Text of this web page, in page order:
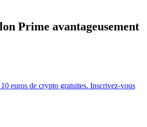
Prime avantageusement
euros de crypto gratuites. Inscrivez-vous